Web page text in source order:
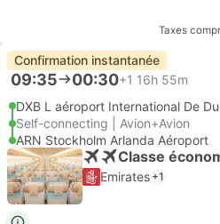
Taxes
Confirmation instantanée
09:35 00:30+1 16h 55m
DXB L aéroport International De
Self-connecting | Avion+Avion
ARN Stockholm Arlanda Aéroport
Classe
Emirates +1